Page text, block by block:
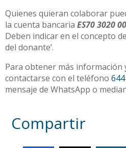
Quienes quieran colaborar
la cuenta bancaria ES70 3020
Deben indicar en el concepto
del donante’.
Para obtener más información
contactarse con el teléfono
mensaje de WhatsApp o
Compartir